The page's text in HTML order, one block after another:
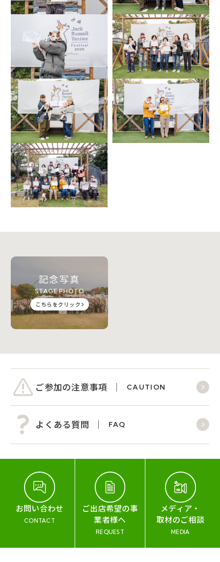
記念写真
STAGE PHOTO
こちらをクリック
ご参加の注意事項 CAUTION
よくある質問 FAQ
お問い合わせ
CONTACT
ご出店希望の事
業者様へ
REQUEST
メディア・
取材のご相談
MEDIA